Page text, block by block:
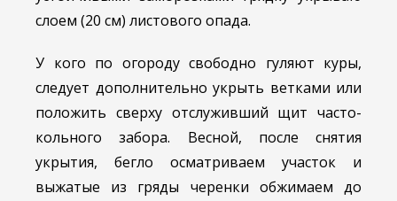
слоем (20 см) листового опада.
У кого по огороду свободно гуляют куры,
следует дополнительно укрыть ветками или
положить сверху отслуживший щит часто-
кольного забора. Весной, после снятия
укрытия, бегло осматриваем участок и
выжатые из гряды черенки обжимаем до